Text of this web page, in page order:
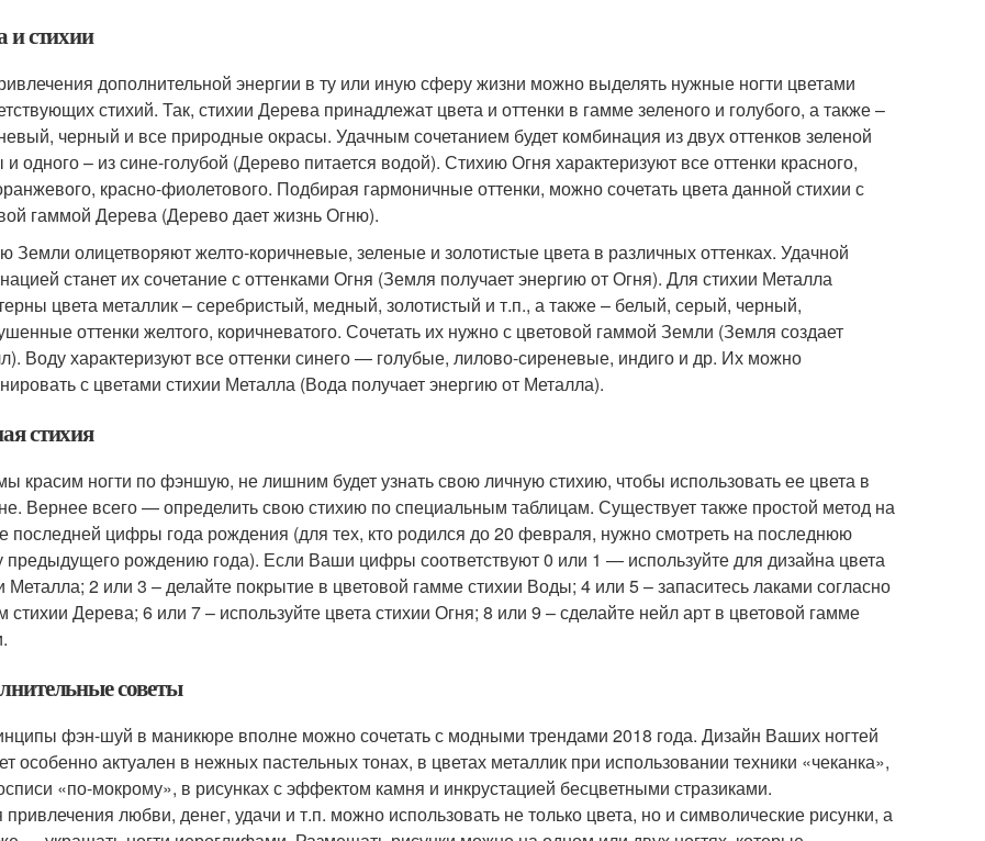
и стихии
дополнительной энергии в ту или иную сферу жизни можно выделять нужные ногти цветами
стихий. Так, стихии Дерева принадлежат цвета и оттенки в гамме зеленого и голубого, а также –
черный и все природные окрасы. Удачным сочетанием будет комбинация из двух оттенков зеленой
одного – из сине-голубой (Дерево питается водой). Стихию Огня характеризуют все оттенки красного,
красно-фиолетового. Подбирая гармоничные оттенки, можно сочетать цвета данной стихии с
гаммой Дерева (Дерево дает жизнь Огню).
Земли олицетворяют желто-коричневые, зеленые и золотистые цвета в различных оттенках. Удачной
станет их сочетание с оттенками Огня (Земля получает энергию от Огня). Для стихии Металла
цвета металлик – серебристый, медный, золотистый и т.п., а также – белый, серый, черный,
оттенки желтого, коричневатого. Сочетать их нужно с цветовой гаммой Земли (Земля создает
Воду характеризуют все оттенки синего — голубые, лилово-сиреневые, индиго и др. Их можно
с цветами стихии Металла (Вода получает энергию от Металла).
стихия
красим ногти по фэншую, не лишним будет узнать свою личную стихию, чтобы использовать ее цвета в
Вернее всего — определить свою стихию по специальным таблицам. Существует также простой метод на
последней цифры года рождения (для тех, кто родился до 20 февраля, нужно смотреть на последнюю
предыдущего рождению года). Если Ваши цифры соответствуют 0 или 1 — используйте для дизайна цвета
Металла; 2 или 3 – делайте покрытие в цветовой гамме стихии Воды; 4 или 5 – запаситесь лаками согласно
стихии Дерева; 6 или 7 – используйте цвета стихии Огня; 8 или 9 – сделайте нейл арт в цветовой гамме
советы
фэн-шуй в маникюре вполне можно сочетать с модными трендами 2018 года. Дизайн Ваших ногтей
особенно актуален в нежных пастельных тонах, в цветах металлик при использовании техники «чеканка»,
«по-мокрому», в рисунках с эффектом камня и инкрустацией бесцветными стразиками.
привлечения любви, денег, удачи и т.п. можно использовать не только цвета, но и символические рисунки, а